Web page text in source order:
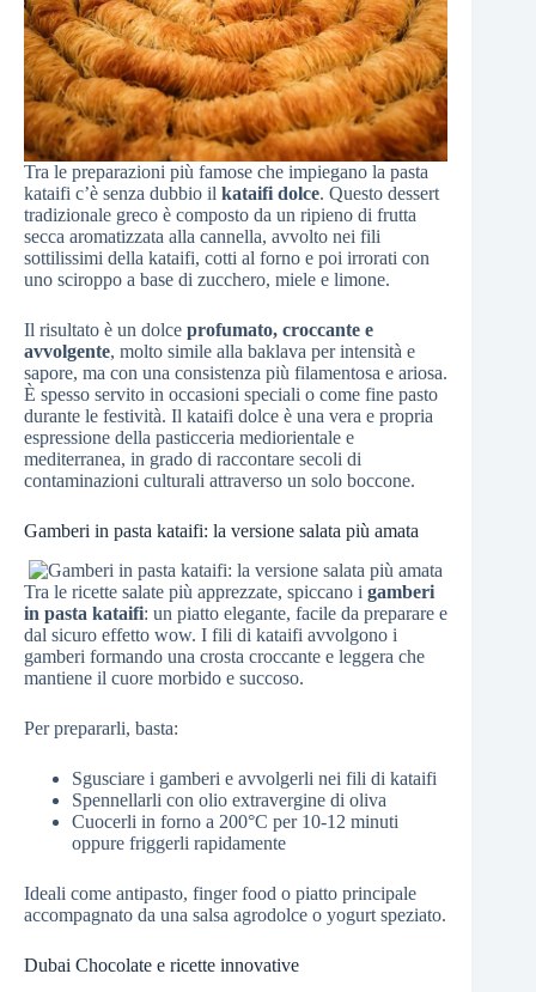
Tra le preparazioni più famose che impiegano la pasta
kataifi c’è senza dubbio il kataifi dolce. Questo dessert
tradizionale greco è composto da un ripieno di frutta
secca aromatizzata alla cannella, avvolto nei fili
sottilissimi della kataifi, cotti al forno e poi irrorati con
uno sciroppo a base di zucchero, miele e limone.
Il risultato è un dolce profumato, croccante e
avvolgente, molto simile alla baklava per intensità e
sapore, ma con una consistenza più filamentosa e ariosa.
È spesso servito in occasioni speciali o come fine pasto
durante le festività. Il kataifi dolce è una vera e propria
espressione della pasticceria mediorientale e
mediterranea, in grado di raccontare secoli di
contaminazioni culturali attraverso un solo boccone.
Gamberi in pasta kataifi: la versione salata più amata
Tra le ricette salate più apprezzate, spiccano i gamberi
in pasta kataifi: un piatto elegante, facile da preparare e
dal sicuro effetto wow. I fili di kataifi avvolgono i
gamberi formando una crosta croccante e leggera che
mantiene il cuore morbido e succoso.
Per prepararli, basta:
Sgusciare i gamberi e avvolgerli nei fili di kataifi
Spennellarli con olio extravergine di oliva
Cuocerli in forno a 200°C per 10-12 minuti
oppure friggerli rapidamente
Ideali come antipasto, finger food o piatto principale
accompagnato da una salsa agrodolce o yogurt speziato.
Dubai Chocolate e ricette innovative